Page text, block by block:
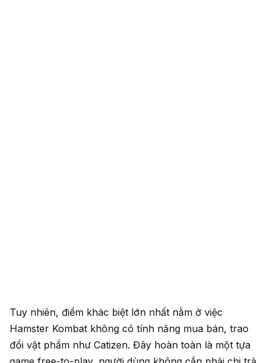
Tuy nhiên, điểm khác biệt lớn nhất nằm ở việc
Hamster Kombat không có tính năng mua bán, trao
đổi vật phẩm như Catizen. Đây hoàn toàn là một tựa